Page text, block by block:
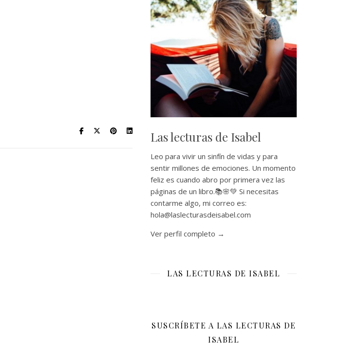
Las lecturas de Isabel
Leo para vivir un sinfín de vidas y para
sentir millones de emociones. Un momento
feliz es cuando abro por primera vez las
páginas de un libro.📚🌸💚 Si necesitas
contarme algo, mi correo es:
hola@laslecturasdeisabel.com
Ver perfil completo →
LAS LECTURAS DE ISABEL
SUSCRÍBETE A LAS LECTURAS DE
ISABEL